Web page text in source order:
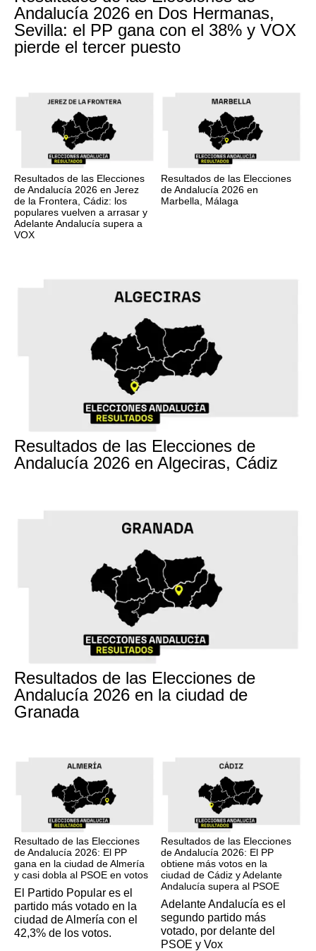
Andalucía 2026 en Dos Hermanas,
Sevilla: el PP gana con el 38% y VOX
pierde el tercer puesto
Resultados de las Elecciones
de Andalucía 2026 en Jerez
de la Frontera, Cádiz: los
populares vuelven a arrasar y
Adelante Andalucía supera a
VOX
Resultados de las Elecciones
de Andalucía 2026 en
Marbella, Málaga
Resultados de las Elecciones de
Andalucía 2026 en Algeciras, Cádiz
Resultados de las Elecciones de
Andalucía 2026 en la ciudad de
Granada
Resultado de las Elecciones
de Andalucía 2026: El PP
gana en la ciudad de Almería
y casi dobla al PSOE en votos
El Partido Popular es el
partido más votado en la
ciudad de Almería con el
42,3% de los votos.
Resultados de las Elecciones
de Andalucía 2026: El PP
obtiene más votos en la
ciudad de Cádiz y Adelante
Andalucía supera al PSOE
Adelante Andalucía es el
segundo partido más
votado, por delante del
PSOE y Vox